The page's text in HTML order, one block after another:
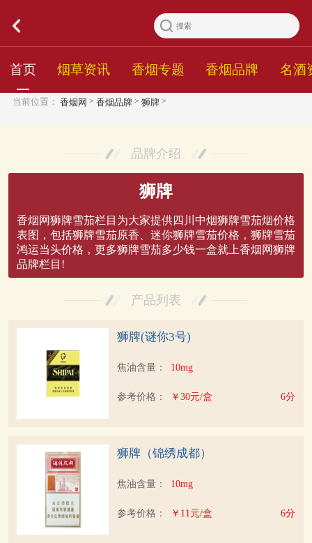
首页 烟草资讯 香烟专题 香烟品牌 名酒
当前位置： 香烟网 > 香烟品牌 > 狮牌 >
品牌介绍
狮牌
香烟网狮牌雪茄栏目为大家提供四川中烟狮牌雪茄烟价格
表图，包括狮牌雪茄原香、迷你狮牌雪茄价格，狮牌雪茄
鸿运当头价格，更多狮牌雪茄多少钱一盒就上香烟网狮牌
品牌栏目!
产品列表
狮牌(谜你3号)
焦油含量： 10mg
参考价格： ￥30元/盒 6分
狮牌（锦绣成都）
焦油含量： 10mg
参考价格： ￥11元/盒 6分